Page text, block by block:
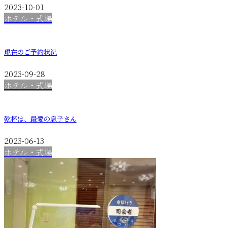
2023-10-01
ホテル・式場
現在のご予約状況
2023-09-28
ホテル・式場
乾杯は、最愛の息子さん
2023-06-13
ホテル・式場